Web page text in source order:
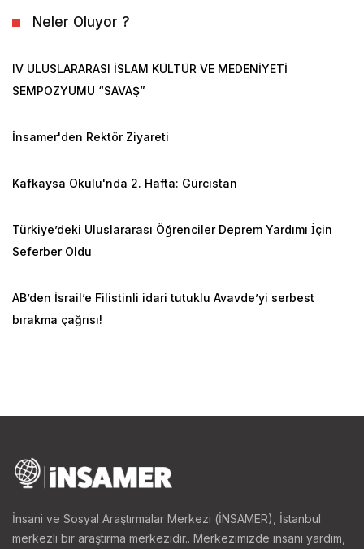
Neler Oluyor ?
IV ULUSLARARASI İSLAM KÜLTÜR VE MEDENİYETİ
SEMPOZYUMU “SAVAŞ”
İnsamer'den Rektör Ziyareti
Kafkaysa Okulu'nda 2. Hafta: Gürcistan
Türkiye’deki Uluslararası Öğrenciler Deprem Yardımı İçin
Seferber Oldu
AB’den İsrail’e Filistinli idari tutuklu Avavde’yi serbest
bırakma çağrısı!
İnsani ve Sosyal Araştırmalar Merkezi (İNSAMER), İstanbul
merkezli bir araştırma merkezidir.. Merkezimizde insani yardım,